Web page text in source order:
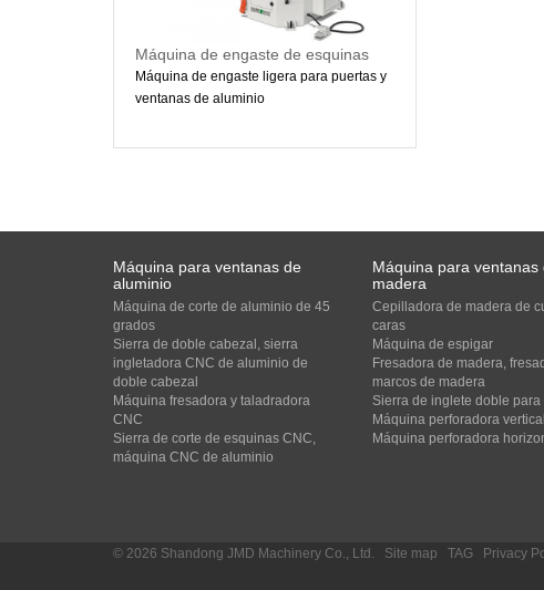
Máquina de engaste de esquinas
para perfiles de aluminio
Máquina de engaste ligera para puertas y
ventanas de aluminio
Máquina para ventanas de
aluminio
Máquina de corte de aluminio de 45
grados
Sierra de doble cabezal, sierra
ingletadora CNC de aluminio de
doble cabezal
Máquina fresadora y taladradora
CNC
Sierra de corte de esquinas CNC,
máquina CNC de aluminio
Máquina para ventanas
madera
Cepilladora de madera de
caras
Máquina de espigar
Fresadora de madera,
marcos de madera
Sierra de inglete doble para
Máquina perforadora vertical
Máquina perforadora
© 2026 Shandong JMD Machinery Co., Ltd. Site map TAG Privacy